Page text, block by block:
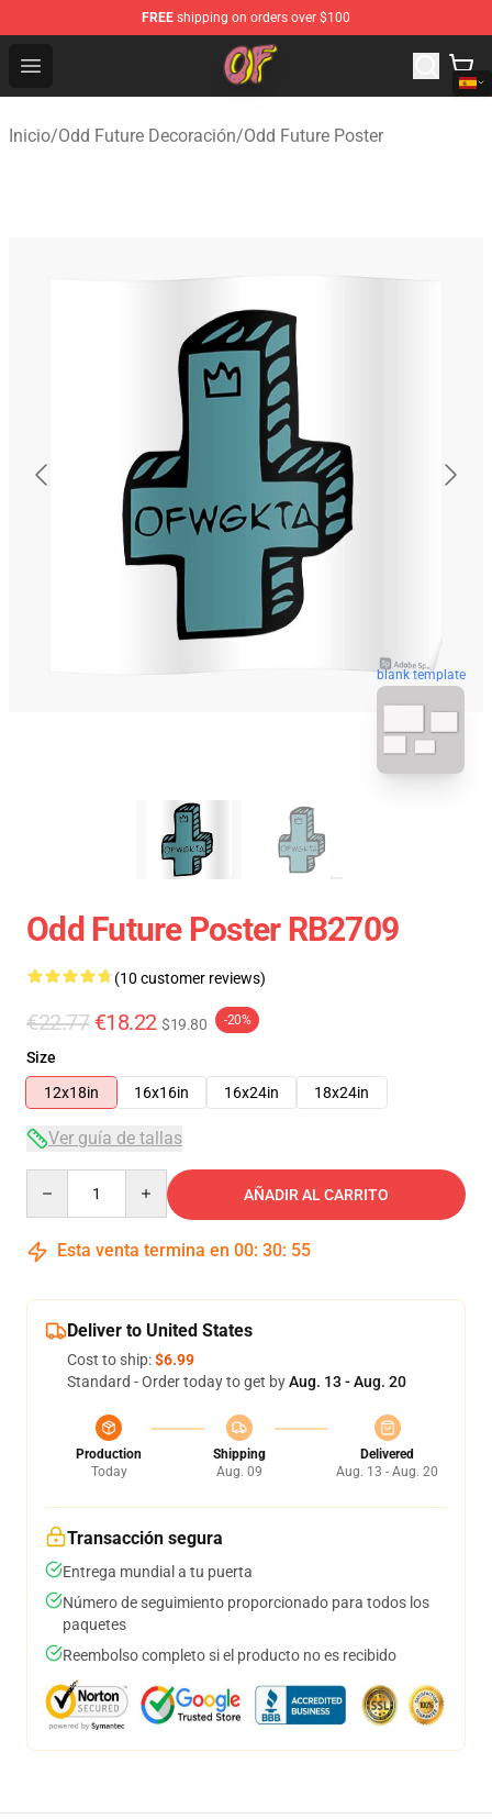
FREE shipping on orders over $100
Open menu
Odd Future Shop - Official Odd Future Merchandise Store
Inicio/Odd Future Decoración/Odd Future Poster
blank template
Odd Future Poster RB2709
(10 customer reviews)
€22.77 €18.22 $19.80 -20%
Size
12x18in
16x16in 16x24in 18x24in
Ver guía de tallas
AÑADIR AL CARRITO
Esta venta termina en 00: 30: 54
Deliver to United States
Cost to ship:$6.99
Standard - Order today to get byAug. 13 - Aug. 20
Production
Today
Shipping
Aug. 09
Delivered
Aug. 13 - Aug. 20
Transacción segura
Entrega mundial a tu puerta
Número de seguimiento proporcionado para todos los
paquetes
Reembolso completo si el producto no es recibido